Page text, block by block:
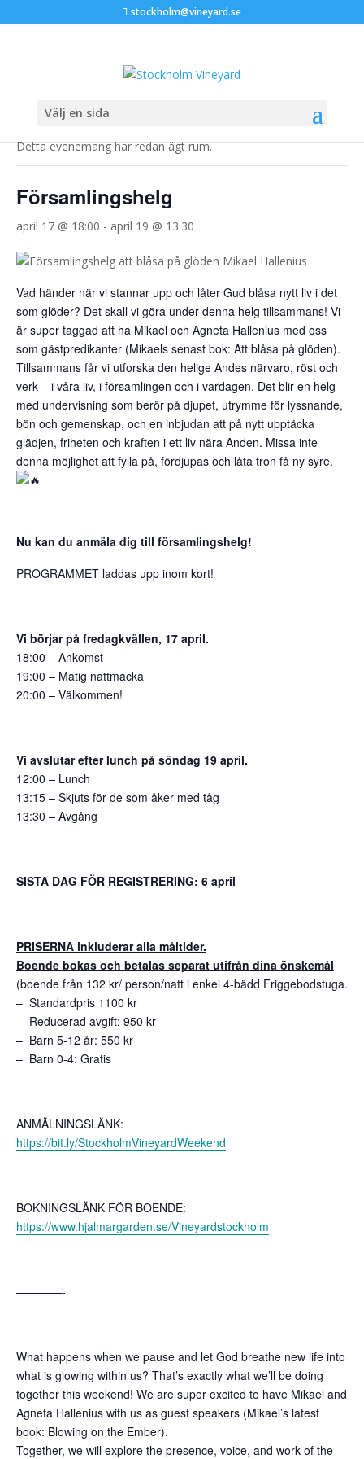
stockholm@vineyard.se
Välj en sida
« Alla Evenemang
Detta evenemang har redan ägt rum.
Församlingshelg
april 17 @ 18:00 - april 19 @ 13:30
Vad händer när vi stannar upp och låter Gud blåsa nytt liv i det
som glöder? Det skall vi göra under denna helg tillsammans! Vi
är super taggad att ha Mikael och Agneta Hallenius med oss
som gästpredikanter (Mikaels senast bok: Att blåsa på glöden).
Tillsammans får vi utforska den helige Andes närvaro, röst och
verk – i våra liv, i församlingen och i vardagen. Det blir en helg
med undervisning som berör på djupet, utrymme för lyssnande,
bön och gemenskap, och en inbjudan att på nytt upptäcka
glädjen, friheten och kraften i ett liv nära Anden. Missa inte
denna möjlighet att fylla på, fördjupas och låta tron få ny syre.
Nu kan du anmäla dig till församlingshelg!
PROGRAMMET laddas upp inom kort!
Vi börjar på fredagkvällen, 17 april.
18:00 – Ankomst
19:00 – Matig nattmacka
20:00 – Välkommen!
Vi avslutar efter lunch på söndag 19 april.
12:00 – Lunch
13:15 – Skjuts för de som åker med tåg
13:30 – Avgång
SISTA DAG FÖR REGISTRERING: 6 april
PRISERNA inkluderar alla måltider.
Boende bokas och betalas separat utifrån dina önskemål
(boende från 132 kr/ person/natt i enkel 4-bädd Friggebodstuga.
– Standardpris 1100 kr
– Reducerad avgift: 950 kr
– Barn 5-12 år: 550 kr
– Barn 0-4: Gratis
ANMÄLNINGSLÄNK:
https://bit.ly/StockholmVineyardWeekend
BOKNINGSLÄNK FÖR BOENDE:
https://www.hjalmargarden.se/Vineyardstockholm
————-
What happens when we pause and let God breathe new life into
what is glowing within us? That’s exactly what we’ll be doing
together this weekend! We are super excited to have Mikael and
Agneta Hallenius with us as guest speakers (Mikael’s latest
book: Blowing on the Ember).
Together, we will explore the presence, voice, and work of the